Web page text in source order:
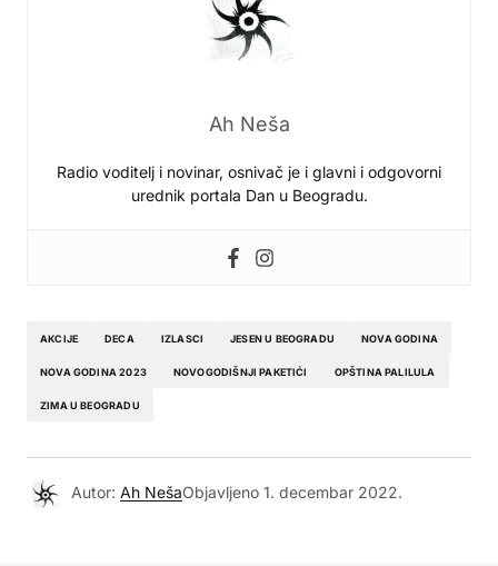
Ah Neša
Radio voditelj i novinar, osnivač je i glavni i odgovorni
urednik portala Dan u Beogradu.
AKCIJE DECA IZLASCI JESEN U BEOGRADU NOVA GODINA
NOVA GODINA 2023 NOVOGODIŠNJI PAKETIĆI OPŠTINA PALILULA
ZIMA U BEOGRADU
Autor: Ah NešaObjavljeno 1. decembar 2022.